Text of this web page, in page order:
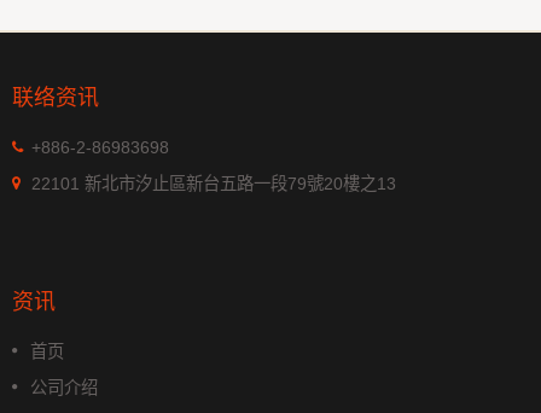
联络资讯
+886-2-86983698
22101 新北市汐止區新台五路一段79號20樓之13
资讯
首页
公司介绍